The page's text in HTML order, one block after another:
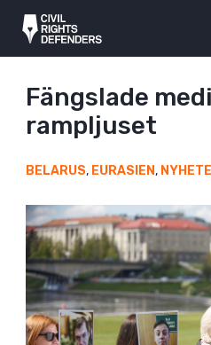
Fängslade
rampljuset
BELARUS, EURASIEN,